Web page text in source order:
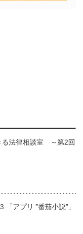
る法律相談室 ～第2回
アプリ ”番茄小説”」